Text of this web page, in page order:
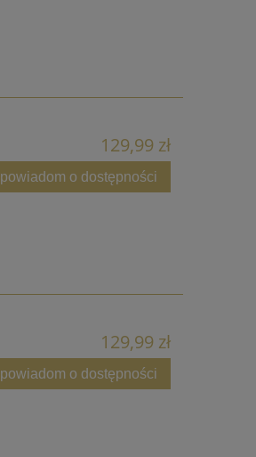
129,99 zł
powiadom o dostępności
129,99 zł
powiadom o dostępności